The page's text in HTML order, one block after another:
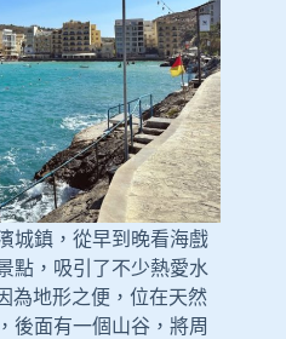
城鎮，從早到晚看海戲
點，吸引了不少熱愛水
為地形之便，位在天然
後面有一個山谷，將周